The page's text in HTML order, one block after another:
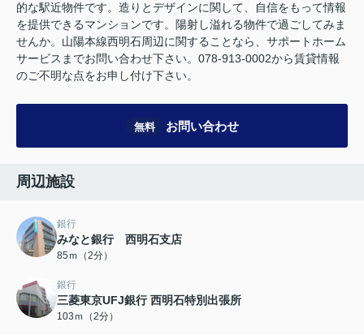
的な駅近物件です。造りとデザインに関して、自信をもって情報
を提供できるマンションです。陽射し溢れる物件で過ごしてみま
せんか。山陽本線西明石周辺に関することなら、サポートホーム
サービスまでお問い合わせ下さい。078-913-0002から賃貸情報
のご不明な点をお申し付け下さい。
無料 お問い合わせ
周辺施設
銀行
みなと銀行 西明石支店
85ｍ（2分）
銀行
三菱東京UFJ銀行 西明石特別出張所
103ｍ（2分）